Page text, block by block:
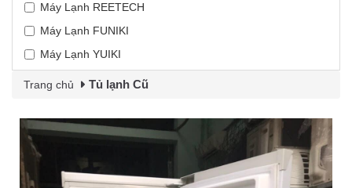
Máy Lạnh REETECH
Máy Lạnh FUNIKI
Máy Lạnh YUIKI
Trang chủ Tủ lạnh Cũ